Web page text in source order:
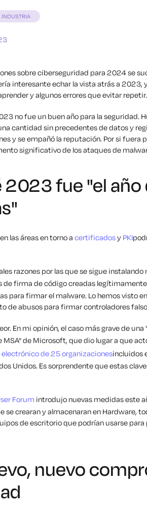
INDUSTRIA
sobre ciberseguridad para 2024 se
interesante echar la vista atrás a 2023,
y algunos errores que evitar repetir.
no fue un buen año para la seguridad.
cantidad sin precedentes de datos y
y se empañó la reputación. Por si
significativo de los ataques de
2023 fue "el año
las áreas en torno a certificadosy PKI
razones por las que se sigue
de firma de código creadas legítimamente
para firmar el malware. Lo hemos visto
de abusos para firmar controladores
En mi opinión, el caso más grave de
MSA" de Microsoft, que dio lugar a que
de 25 organizacionesincluidos
Unidos. Es sorprendente que estas
Forum introdujo nuevas medidas este
se crearan y almacenaran en Hardware,
de escritorio que podrían usarse
nuevo